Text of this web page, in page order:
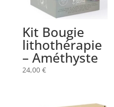
Kit Bougie
lithothérapie
– Améthyste
24,00 €